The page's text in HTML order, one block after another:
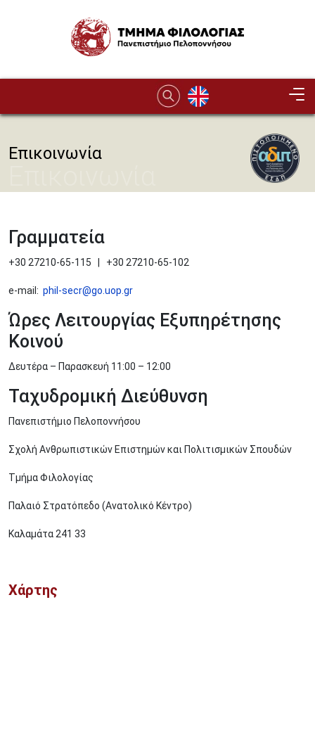
Image
Επικοινωνία
Γραμματεία
+30 27210-65-115 | +30 27210-65-102
e-mail: phil-secr@go.uop.gr
Ώρες Λειτουργίας Εξυπηρέτησης
Κοινού
Δευτέρα – Παρασκευή 11:00 – 12:00
Ταχυδρομική Διεύθυνση
Πανεπιστήμιο Πελοποννήσου
Σχολή Ανθρωπιστικών Επιστημών και Πολιτισμικών Σπουδών
Τμήμα Φιλολογίας
Παλαιό Στρατόπεδο (Ανατολικό Κέντρο)
Καλαμάτα 241 33
Χάρτης